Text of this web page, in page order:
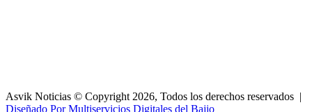
Asvik Noticias © Copyright 2026, Todos los derechos reservados |
Diseñado Por Multiservicios Digitales del Bajio